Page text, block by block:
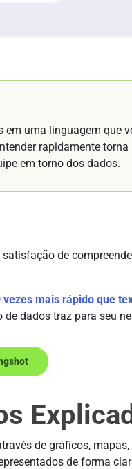
em uma linguagem que
rapidamente
em torno dos dados.
de
mais rápido que
dados traz para seu
de gráficos,
de forma